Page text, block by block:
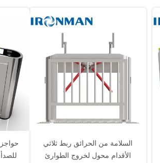
السلامة من الحرائق ربط ثلاثي
الأقدام محول لخروج الطوارئ
حواجز